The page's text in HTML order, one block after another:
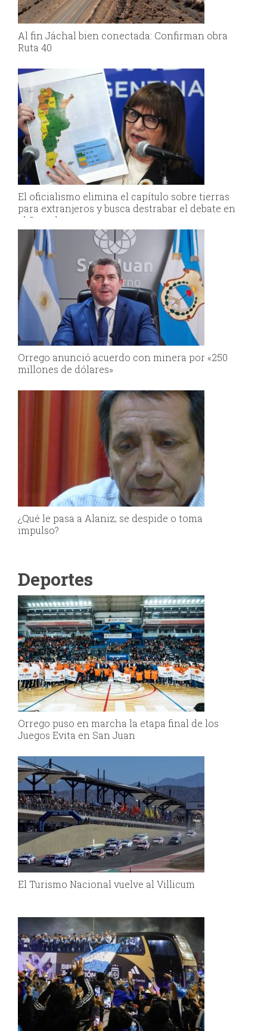
Al fin Jáchal bien conectada: Confirman obra
Ruta 40
El oficialismo elimina el capítulo sobre tierras
para extranjeros y busca destrabar el debate en
el Senado
Orrego anunció acuerdo con minera por «250
millones de dólares»
¿Qué le pasa a Alaniz; se despide o toma
impulso?
Deportes
Orrego puso en marcha la etapa final de los
Juegos Evita en San Juan
El Turismo Nacional vuelve al Villicum